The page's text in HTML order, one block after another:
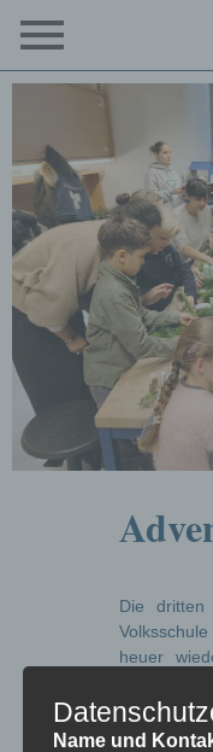
Die
heuer
und Fleiß
Name und